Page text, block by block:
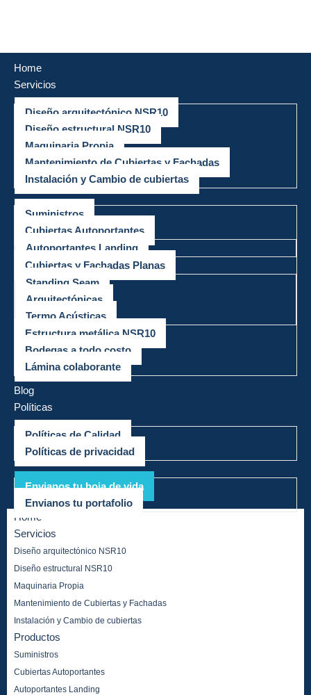
al
contenido
Home
Servicios
Diseño arquitectónico NSR10
Diseño estructural NSR10
Maquinaria Propia
Mantenimiento de Cubiertas y Fachadas
Instalación y Cambio de cubiertas
Productos
Suministros
Cubiertas Autoportantes
Autoportantes Landing
Cubiertas y Fachadas Planas
Standing Seam
Arquitectónicas
Termo Acústicas
Estructura metálica NSR10
Bodegas a todo costo
Lámina colaborante
Mega Proyectos
Blog
Políticas
Políticas de Calidad
Políticas de privacidad
Trabaja con nosotros
Envianos tu hoja de vida
Envianos tu portafolio
Home
Servicios
Diseño arquitectónico NSR10
Diseño estructural NSR10
Maquinaria Propia
Mantenimiento de Cubiertas y Fachadas
Instalación y Cambio de cubiertas
Productos
Suministros
Cubiertas Autoportantes
Autoportantes Landing